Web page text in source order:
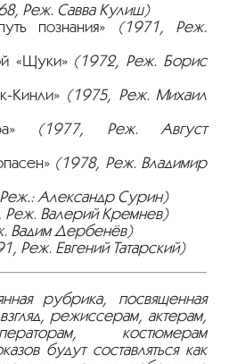
Реж. Савва Кулиш)
познания» (1971, Реж.
«Щуки» (1972, Реж. Борис
Кинли» (1975, Реж. Михаил
(1977, Реж. Август
(1978, Реж. Владимир
Александр Сурин)
Реж. Валерий Кремнев)
Вадим Дербенёв)
Реж. Евгений Татарский)
рубрика, посвященная
режиссерам, актерам,
костюмерам
будут составляться как